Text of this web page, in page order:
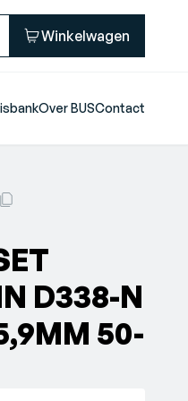
Winkelwagen
Over BUSContact
D338-N
50-